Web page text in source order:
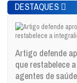
DESTAQUES
Artigo defende
que restabelece
agentes de saúde